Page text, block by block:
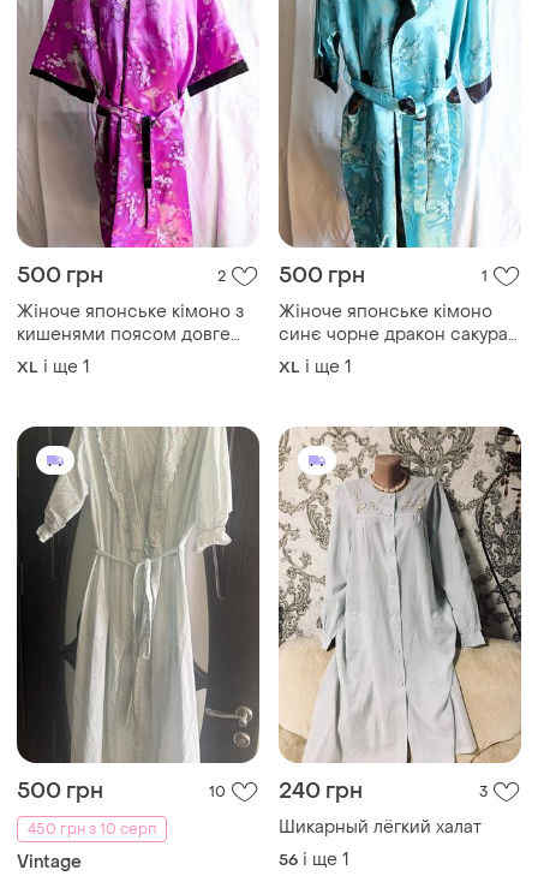
500 грн 2
Жіноче японське кімоно з
кишенями поясом довге
максі халат жіночий
азійський стиль юката хаорі
павич фіолетове чорне
XL і ще 1
500 грн 1
Жіноче японське кімоно
синє чорне дракон сакура з
кишенями жіночий халат
довгий з поясом азійський
юката
XL і ще 1
500 грн
10
450 грн з 10 серп
Vintage
240 грн 3
Шикарный лёгкий халат
56 і ще 1